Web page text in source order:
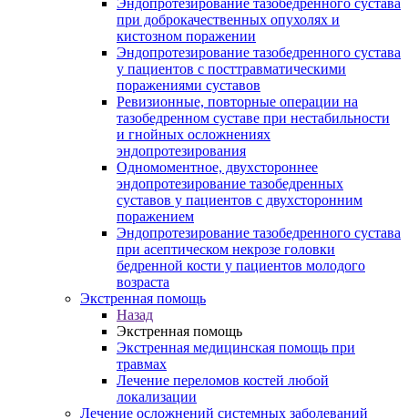
Эндопротезирование тазобедренного сустава
при доброкачественных опухолях и
кистозном поражении
Эндопротезирование тазобедренного сустава
у пациентов с посттравматическими
поражениями суставов
Ревизионные, повторные операции на
тазобедренном суставе при нестабильности
и гнойных осложнениях
эндопротезирования
Одномоментное, двухстороннее
эндопротезирование тазобедренных
суставов у пациентов с двухсторонним
поражением
Эндопротезирование тазобедренного сустава
при асептическом некрозе головки
бедренной кости у пациентов молодого
возраста
Экстренная помощь
Назад
Экстренная помощь
Экстренная медицинская помощь при
травмах
Лечение переломов костей любой
локализации
Лечение осложнений системных заболеваний